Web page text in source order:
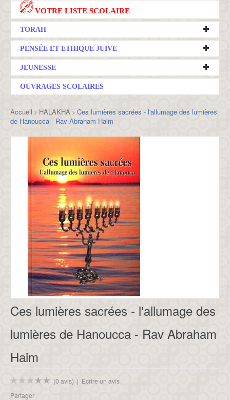
VOTRE LISTE SCOLAIRE
TORAH
PENSÉE ET ETHIQUE JUIVE
JEUNESSE
OUVRAGES SCOLAIRES
Accueil > HALAKHA > Ces lumières sacrées - l'allumage des lumières
de Hanoucca - Rav Abraham Haim
Ces lumières sacrées - l'allumage des
lumières de Hanoucca - Rav Abraham
Haim
(0 avis) | Écrire un avis
Partager